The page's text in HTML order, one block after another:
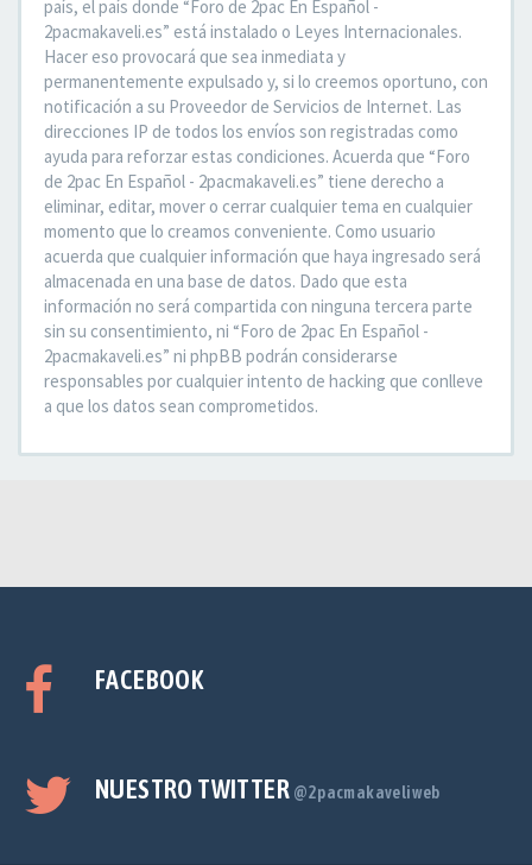
país, el país donde “Foro de 2pac En Español -
2pacmakaveli.es” está instalado o Leyes Internacionales.
Hacer eso provocará que sea inmediata y
permanentemente expulsado y, si lo creemos oportuno, con
notificación a su Proveedor de Servicios de Internet. Las
direcciones IP de todos los envíos son registradas como
ayuda para reforzar estas condiciones. Acuerda que “Foro
de 2pac En Español - 2pacmakaveli.es” tiene derecho a
eliminar, editar, mover o cerrar cualquier tema en cualquier
momento que lo creamos conveniente. Como usuario
acuerda que cualquier información que haya ingresado será
almacenada en una base de datos. Dado que esta
información no será compartida con ninguna tercera parte
sin su consentimiento, ni “Foro de 2pac En Español -
2pacmakaveli.es” ni phpBB podrán considerarse
responsables por cualquier intento de hacking que conlleve
a que los datos sean comprometidos.
FACEBOOK
NUESTRO TWITTER @2pacmakaveliweb